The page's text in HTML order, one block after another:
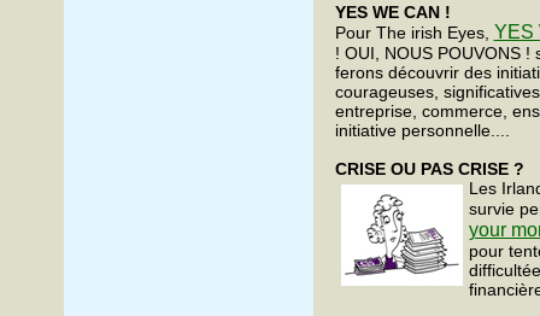
YES WE CAN !
Pour The irish Eyes, YES
! OUI, NOUS POUVONS
ferons découvrir des
courageuses,
entreprise, commerce,
initiative personnelle....
CRISE OU PAS CRISE ?
Les
survie
your
pour